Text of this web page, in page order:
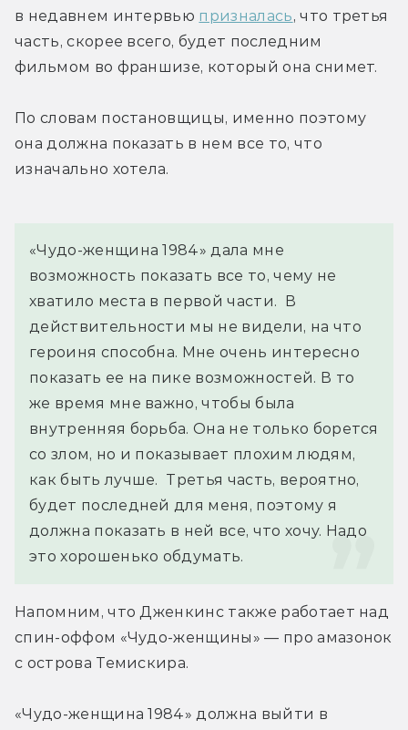
в недавнем интервью призналась, что третья
часть, скорее всего, будет последним
фильмом во франшизе, который она снимет.
По словам постановщицы, именно поэтому
она должна показать в нем все то, что
изначально хотела.
«Чудо-женщина 1984» дала мне
возможность показать все то, чему не
хватило места в первой части.  В
действительности мы не видели, на что
героиня способна. Мне очень интересно
показать ее на пике возможностей. В то
же время мне важно, чтобы была
внутренняя борьба. Она не только борется
со злом, но и показывает плохим людям,
как быть лучше.  Третья часть, вероятно,
будет последней для меня, поэтому я
должна показать в ней все, что хочу. Надо
это хорошенько обдумать.
Напомним, что Дженкинс также работает над
спин-оффом «Чудо-женщины» — про амазонок
с острова Темискира.
«Чудо-женщина 1984» должна выйти в